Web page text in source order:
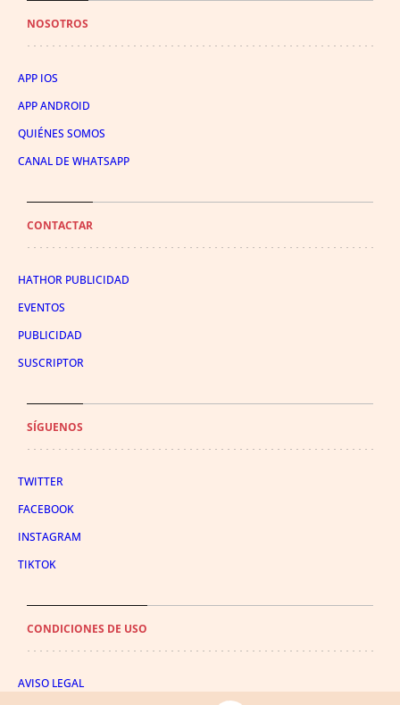
NOSOTROS
APP IOS
APP ANDROID
QUIÉNES SOMOS
CANAL DE WHATSAPP
CONTACTAR
HATHOR PUBLICIDAD
EVENTOS
PUBLICIDAD
SUSCRIPTOR
SÍGUENOS
TWITTER
FACEBOOK
INSTAGRAM
TIKTOK
CONDICIONES DE USO
AVISO LEGAL